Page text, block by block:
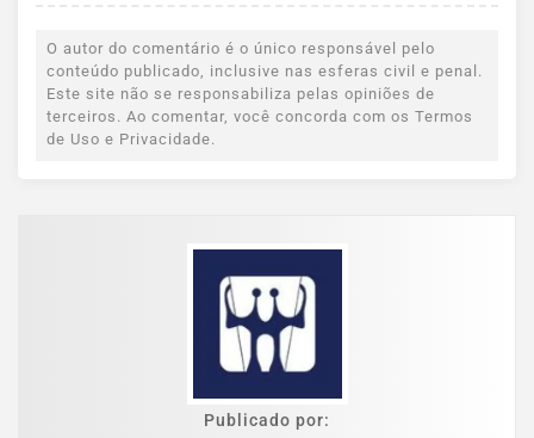
O autor do comentário é o único responsável pelo
conteúdo publicado, inclusive nas esferas civil e penal.
Este site não se responsabiliza pelas opiniões de
terceiros. Ao comentar, você concorda com os Termos
de Uso e Privacidade.
Publicado por: